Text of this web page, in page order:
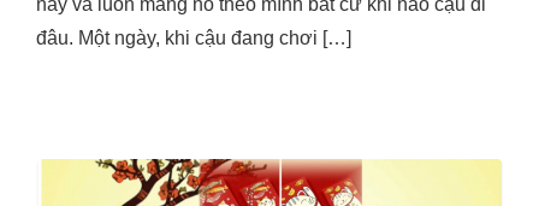
này và luôn mang nó theo mình bất cứ khi nào cậu đi
đâu. Một ngày, khi cậu đang chơi […]